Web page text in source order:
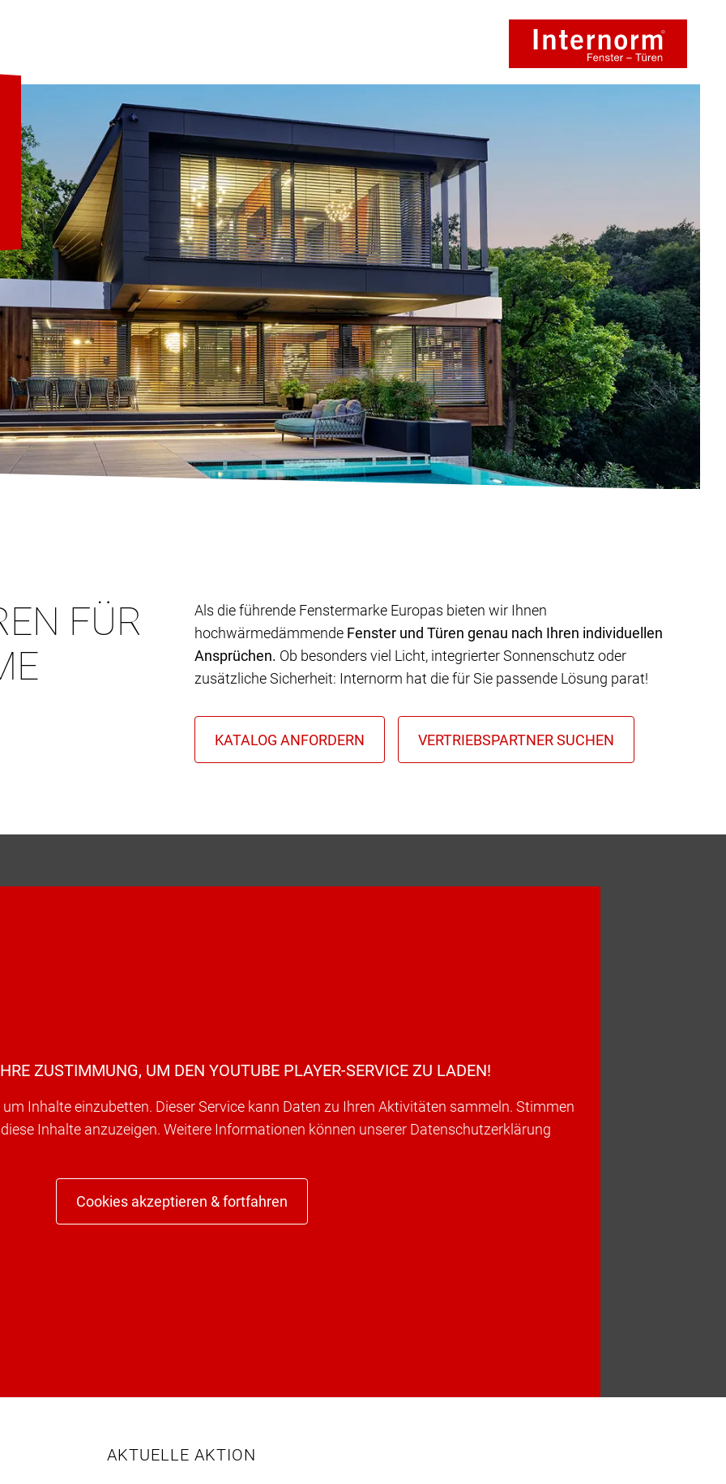
FÜR
Als die führende Fenstermarke Europas bieten wir Ihnen
hochwärmedämmende Fenster und Türen genau nach Ihren individuellen
Ansprüchen. Ob besonders viel Licht, integrierter Sonnenschutz oder
zusätzliche Sicherheit: Internorm hat die für Sie passende Lösung parat!
ZUSTIMMUNG, UM DEN YOUTUBE PLAYER-SERVICE ZU LADEN!
um Inhalte einzubetten. Dieser Service kann Daten zu Ihren Aktivitäten sammeln. Stimmen
Inhalte anzuzeigen. Weitere Informationen können unserer Datenschutzerklärung
Cookies akzeptieren & fortfahren
AKTUELLE AKTION